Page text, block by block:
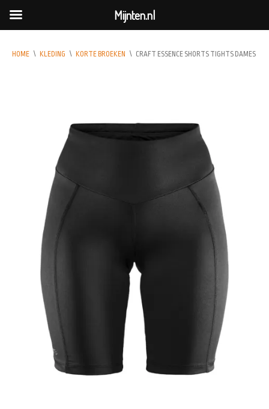
HOME \ KLEDING \ KORTE BROEKEN \ CRAFT ESSENCE SHORTS TIGHTS DAMES
Mijnten.nl